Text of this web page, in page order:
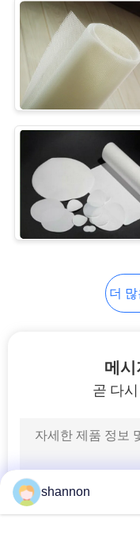
PPS
FMS
원심
더
메
곧 다
shannon